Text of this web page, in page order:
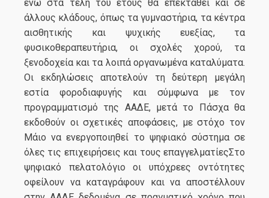
ενώ στα τέλη του έτους θα επεκταθεί και σε
άλλους κλάδους, όπως τα γυμναστήρια, τα κέντρα
αισθητικής και ψυχικής ευεξίας, τα
φυσικοθεραπευτήρια, οι σχολές χορού, τα
ξενοδοχεία και τα λοιπά οργανωμένα καταλύματα.
Οι εκδηλώσεις αποτελούν τη δεύτερη μεγάλη
εστία φοροδιαφυγής και σύμφωνα με τον
προγραμματισμό της ΑΑΔΕ, μετά το Πάσχα θα
εκδοθούν οι σχετικές αποφάσεις, με στόχο τον
Μάιο να ενεργοποιηθεί το ψηφιακό σύστημα σε
όλες τις επιχειρήσεις και τους επαγγελματίεςΣτο
ψηφιακό πελατολόγιο οι υπόχρεες οντότητες
οφείλουν να καταγράφουν και να αποστέλλουν